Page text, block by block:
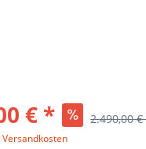
€ * 2.490,00
Versandkosten